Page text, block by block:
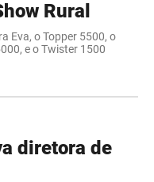
Rural
Eva, o Topper 5500, o
e o Twister 1500
diretora de